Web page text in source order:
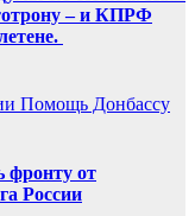
– и КПРФ
Помощь Донбассу
фронту от
России